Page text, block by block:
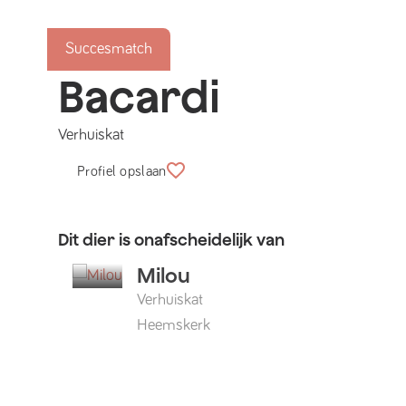
Succesmatch
Bacardi
Verhuiskat
Profiel opslaan
Dit dier is onafscheidelijk van
Milou
Verhuiskat
Heemskerk